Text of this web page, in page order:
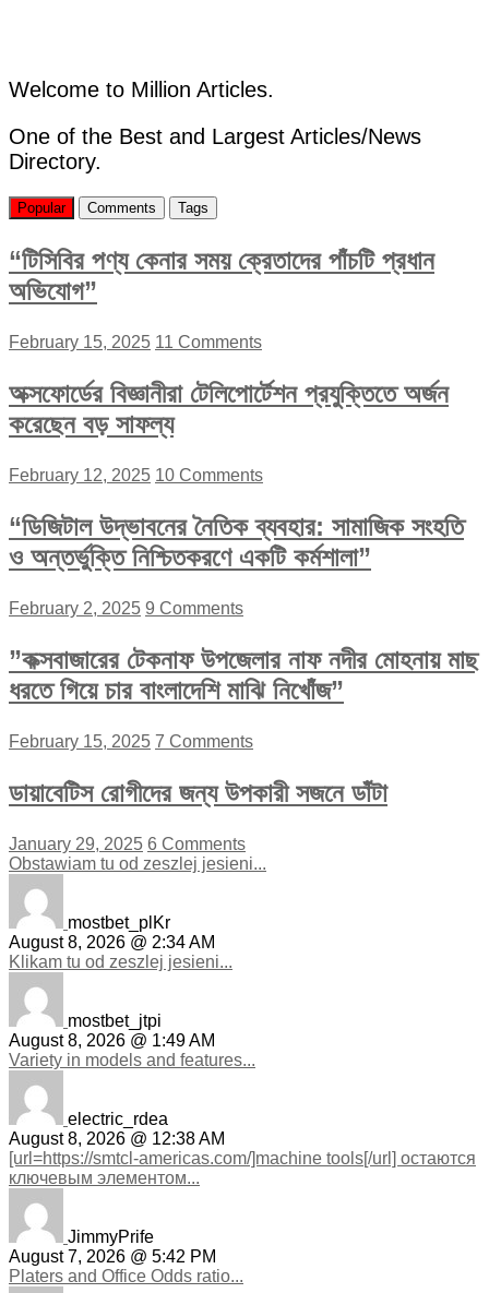
Welcome to Million Articles.
One of the Best and Largest Articles/News
Directory.
Popular Comments Tags
“টিসিবির পণ্য কেনার সময় ক্রেতাদের পাঁচটি প্রধান
অভিযোগ”
February 15, 2025 11 Comments
অক্সফোর্ডের বিজ্ঞানীরা টেলিপোর্টেশন প্রযুক্তিতে অর্জন
করেছেন বড় সাফল্য
February 12, 2025 10 Comments
“ডিজিটাল উদ্ভাবনের নৈতিক ব্যবহার: সামাজিক সংহতি
ও অন্তর্ভুক্তি নিশ্চিতকরণে একটি কর্মশালা”
February 2, 2025 9 Comments
”কক্সবাজারের টেকনাফ উপজেলার নাফ নদীর মোহনায় মাছ
ধরতে গিয়ে চার বাংলাদেশি মাঝি নিখোঁজ”
February 15, 2025 7 Comments
ডায়াবেটিস রোগীদের জন্য উপকারী সজনে ডাঁটা
January 29, 2025 6 Comments
Obstawiam tu od zeszlej jesieni...
mostbet_plKr
August 8, 2026 @ 2:34 AM
Klikam tu od zeszlej jesieni...
mostbet_jtpi
August 8, 2026 @ 1:49 AM
Variety in models and features...
electric_rdea
August 8, 2026 @ 12:38 AM
[url=https://smtcl-americas.com/]machine tools[/url] остаются
ключевым элементом...
JimmyPrife
August 7, 2026 @ 5:42 PM
Platers and Office Odds ratio...